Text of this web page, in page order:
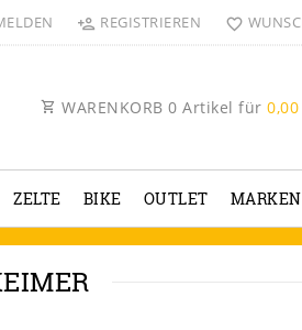
REGISTRIEREN
WARENKORB 0 Artikel für 0,00
ZELTE BIKE OUTLET MARKEN